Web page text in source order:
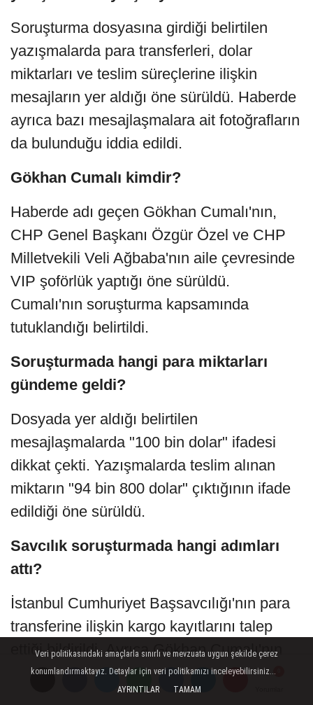
Soruşturma dosyasına girdiği belirtilen
yazışmalarda para transferleri, dolar
miktarları ve teslim süreçlerine ilişkin
mesajların yer aldığı öne sürüldü. Haberde
ayrıca bazı mesajlaşmalara ait fotoğrafların
da bulunduğu iddia edildi.
Gökhan Cumalı kimdir?
Haberde adı geçen Gökhan Cumalı'nın,
CHP Genel Başkanı Özgür Özel ve CHP
Milletvekili Veli Ağbaba'nın aile çevresinde
VIP şoförlük yaptığı öne sürüldü.
Cumalı'nın soruşturma kapsamında
tutuklandığı belirtildi.
Soruşturmada hangi para miktarları
gündeme geldi?
Dosyada yer aldığı belirtilen
mesajlaşmalarda "100 bin dolar" ifadesi
dikkat çekti. Yazışmalarda teslim alınan
miktarın "94 bin 800 dolar" çıktığının ifade
edildiği öne sürüldü.
Savcılık soruşturmada hangi adımları
attı?
İstanbul Cumhuriyet Başsavcılığı'nın para
transferine ilişkin kargo kayıtlarını talep
ettiği bildirildi. Ayrıca Gökhan Cumalı'nın
yeniden ifadesine başvurulacağı öne
Veri politikasındaki amaçlarla sınırlı ve mevzuata uygun şekilde çerez
konumlandırmaktayız. Detaylar için veri politikamızı inceleyebilirsiniz...
AYRINTILAR
TAMAM